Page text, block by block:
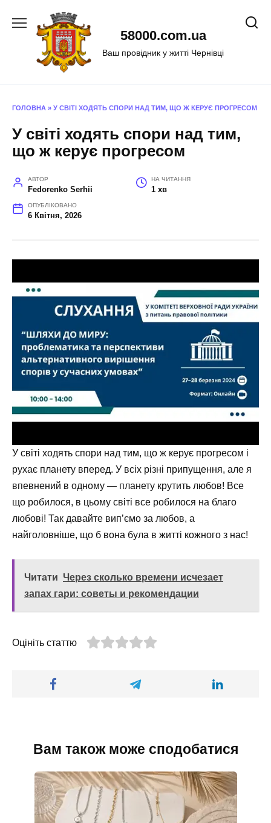
58000.com.ua
Ваш провідник у житті Чернівці
ГОЛОВНА » У СВІТІ ХОДЯТЬ СПОРИ НАД ТИМ, ЩО Ж КЕРУЄ ПРОГРЕСОМ
У світі ходять спори над тим,
що ж керує прогресом
АВТОР
Fedorenko Serhii
НА ЧИТАННЯ
1 хв
ОПУБЛІКОВАНО
6 Квітня, 2026
У світі ходять спори над тим, що ж керує прогресом і
рухає планету вперед. У всіх різні припущення, але я
впевнений в одному — планету крутить любов! Все
що робилося, в цьому світі все робилося на благо
любові! Так давайте вип’ємо за любов, а
найголовніше, що б вона була в житті кожного з нас!
Читати Через сколько времени исчезает
запах гари: советы и рекомендации
Оцініть статтю
Вам також може сподобатися